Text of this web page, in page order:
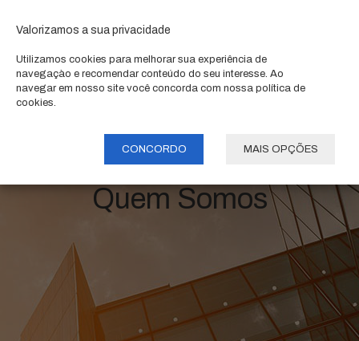
Quem Somos
Valorizamos a sua privacidade
Utilizamos cookies para melhorar sua experiência de
navegaçào e recomendar conteúdo do seu interesse. Ao
navegar em nosso site você concorda com nossa política de
cookies.
CONCORDO MAIS OPÇÕES